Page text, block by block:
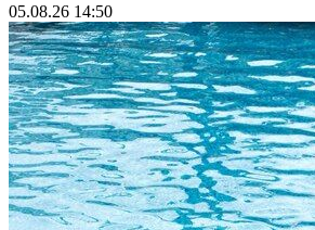
05.08.26 14:50